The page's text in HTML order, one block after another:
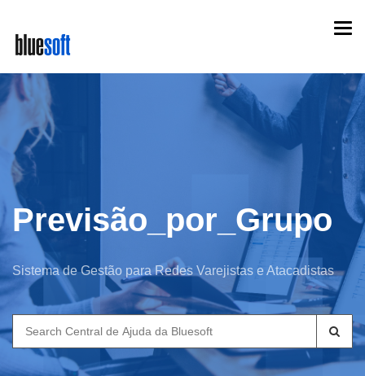
main
content
Previsão_por_Grupo
Sistema de Gestão para Redes Varejistas e Atacadistas
Search
for: